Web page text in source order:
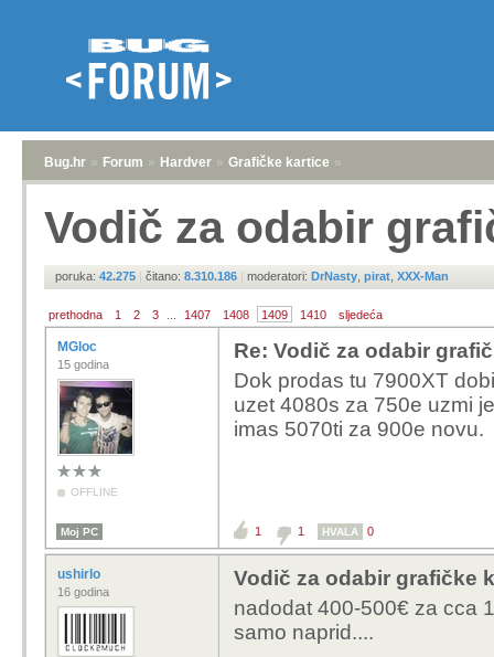
Bug.hr » Forum » Hardver » Grafičke kartice »
Vodič za odabir
poruka: 42.275 | čitano: 8.310.186 | moderatori: DrNasty pirat XXX-Man
prethodna 1 2 3 1407 1408 1409 1410 sljedeća
MGloc
15 godina
OFFLINE
Re: Vodič za odabir
Dok prodas tu 7900XT
uzet 4080s za 750e uzmi
imas 5070ti za 900e novu.
Moj PC 1 1 HVALA 0
ushirlo
16 godina
Vodič za odabir grafičke
nadodat 400-500€ za cca
samo naprid....